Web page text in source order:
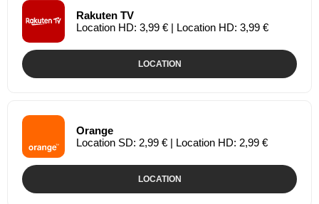
Rakuten TV
Location HD: 3,99 € | Location HD: 3,99 €
LOCATION
Orange
Location SD: 2,99 € | Location HD: 2,99 €
LOCATION